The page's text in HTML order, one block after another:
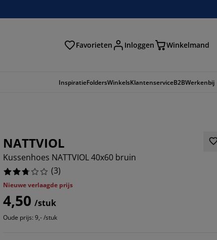
Favorieten Inloggen Winkelmand
InspiratieFoldersWinkelsKlantenserviceB2BWerkenbij
NATTVIOL
Kussenhoes NATTVIOL 40x60 bruin
(3)
Nieuwe verlaagde prijs
4,50 /stuk
Oude prijs: 9,- /stuk